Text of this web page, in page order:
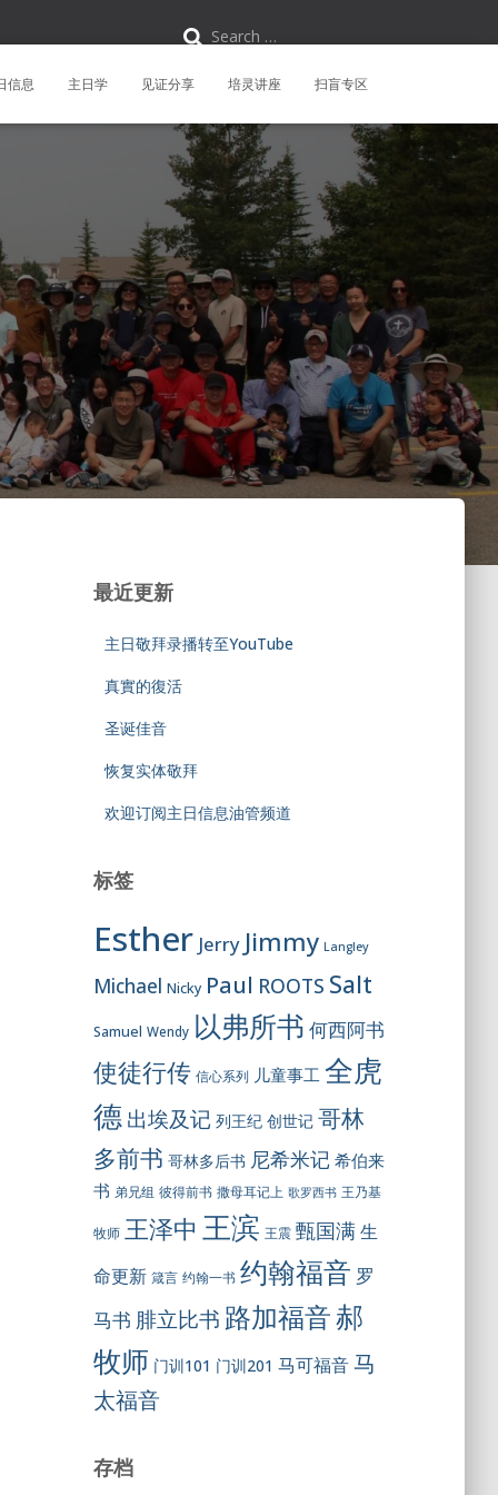
f
r
Search …
信息 主日学 见证分享 培灵讲座 扫盲专区
最近更新
主日敬拜录播转至YouTube
真實的復活
圣诞佳音
恢复实体敬拜
欢迎订阅主日信息油管频道
标签
Esther Jerry Jimmy Langley
Michael Nicky Paul ROOTS Salt
Samuel Wendy 以弗所书 何西阿书
使徒行传 信心系列 儿童事工 全虎
德 出埃及记 列王纪 创世记 哥林
多前书 哥林多后书 尼希米记 希伯来
书 弟兄组 彼得前书 撒母耳记上 歌罗西书 王乃基
牧师 王泽中 王滨 王震 甄国满 生
命更新 箴言 约翰一书 约翰福音 罗
马书 腓立比书 路加福音郝
牧师 门训101 门训201 马可福音 马
太福音
存档